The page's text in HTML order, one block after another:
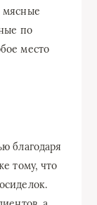
мясные
по
место
благодаря
тому, что